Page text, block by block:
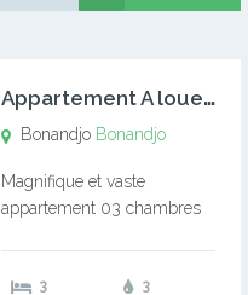
A
ppartement A louer Bonandjo
Bonandjo Bonandjo
Magnifique et vaste
appartement 03 chambres
douches 01 vaste salon 01
3
3